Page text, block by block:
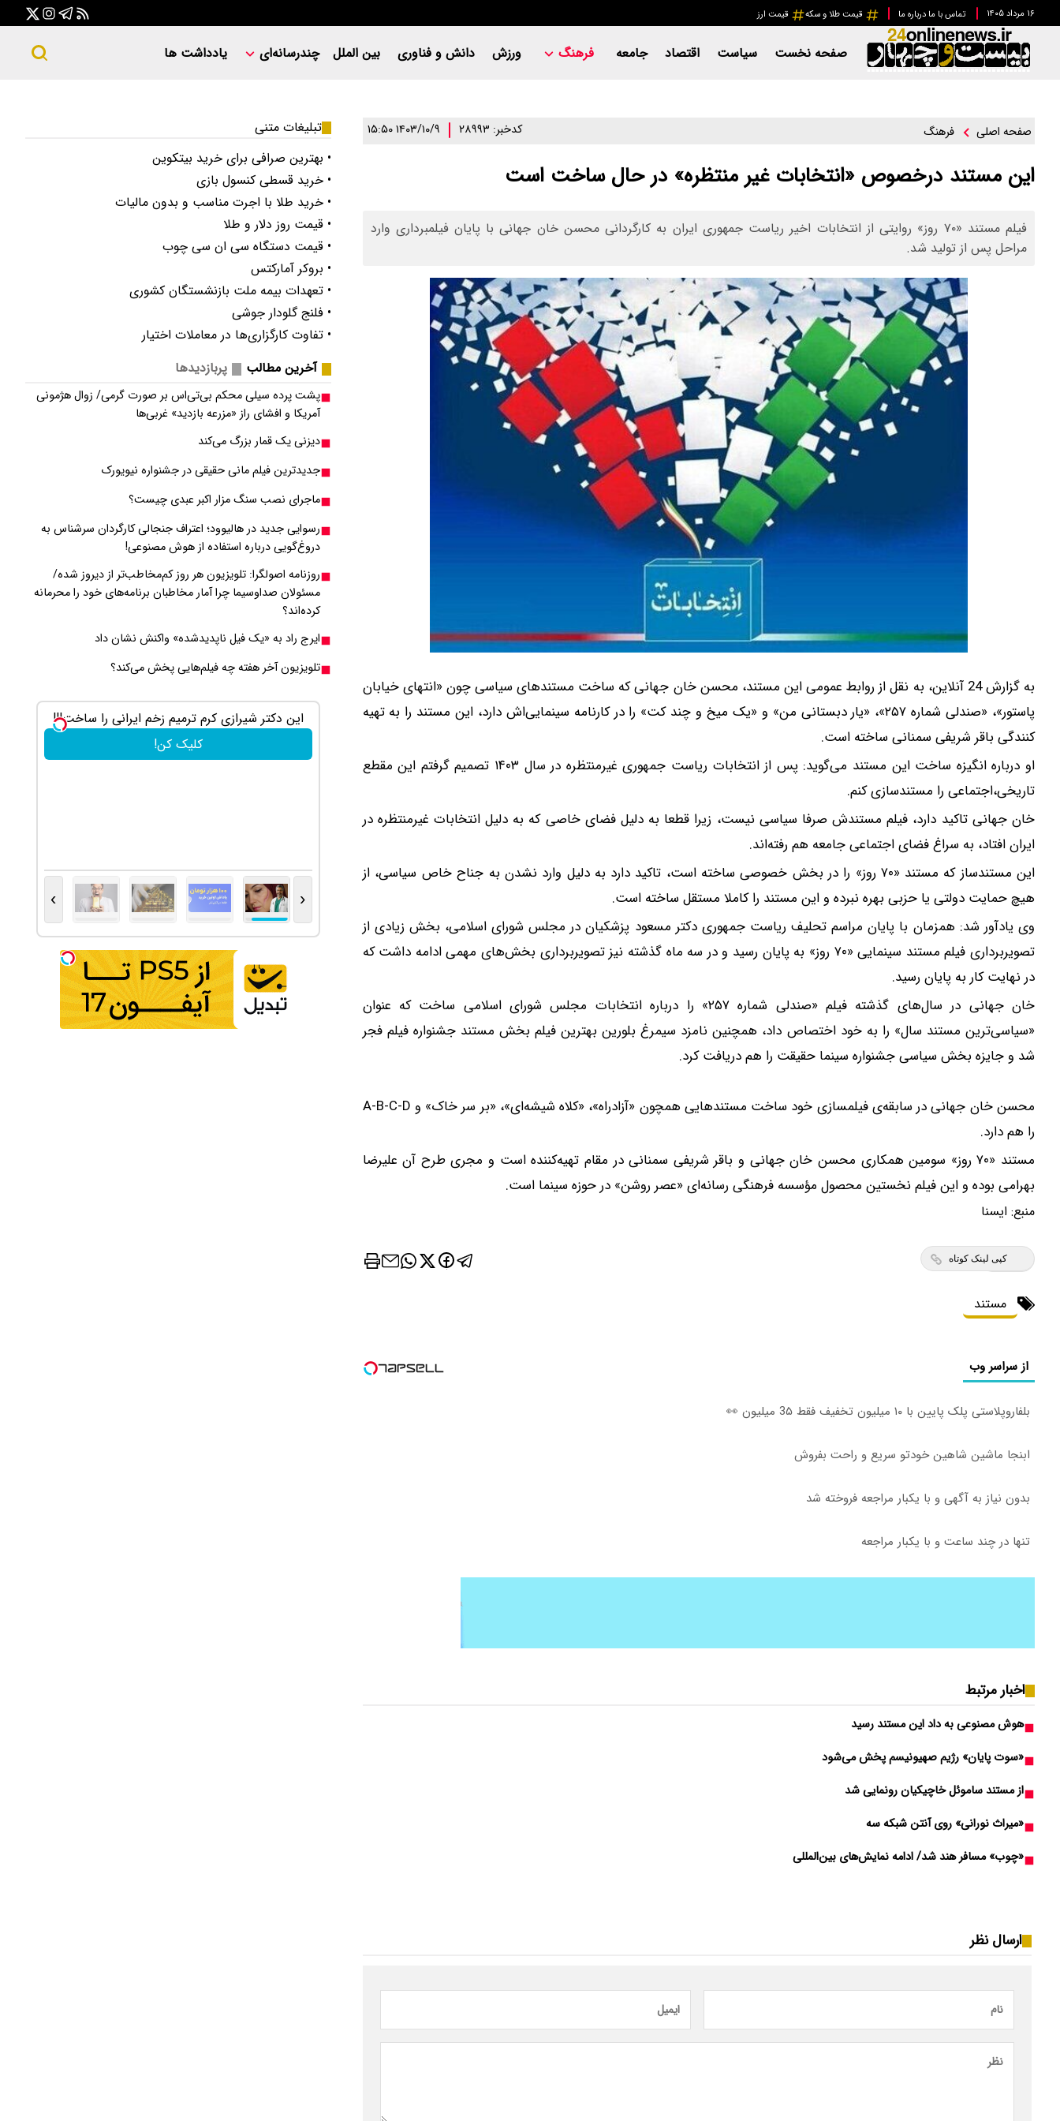
۱۶ مرداد ۱۴۰۵ تماس با ما درباره ما قیمت طلا و سکه قیمت ارز
صفحه نخست سیاست اقتصاد جامعه فرهنگ ورزش دانش و فناوری بین الملل چندرسانه‌ای یادداشت ها
صفحه اصلی فرهنگ کدخبر: ۲۸۹۹۳ ۱۴۰۳/۱۰/۹ ۱۵:۵۰
این مستند درخصوص «انتخابات غیر منتظره» در حال ساخت است
فیلم مستند «۷۰ روز» روایتی از انتخابات اخیر ریاست جمهوری ایران به کارگردانی محسن خان جهانی با پایان فیلمبرداری وارد
مراحل پس از تولید شد.
به گزارش 24 آنلاین، به نقل از روابط عمومی این مستند، محسن خان جهانی که ساخت مستندهای سیاسی چون «انتهای خیابان
پاستور»، «صندلی شماره ۲۵۷»، «یار دبستانی من» و «یک میخ و چند کت» را در کارنامه سینمایی‌اش دارد، این مستند را به تهیه
کنندگی باقر شریفی سمنانی ساخته است.
او درباره انگیزه ساخت این مستند می‌گوید: پس از انتخابات ریاست جمهوری غیرمنتظره در سال ۱۴۰۳ تصمیم گرفتم این مقطع
تاریخی،اجتماعی را مستندسازی کنم.
خان جهانی تاکید دارد، فیلم مستندش صرفا سیاسی نیست، زیرا قطعا به دلیل فضای خاصی که به دلیل انتخابات غیرمنتظره در
ایران افتاد، به سراغ فضای اجتماعی جامعه هم رفته‌اند.
این مستندساز که مستند «۷۰ روز» را در بخش خصوصی ساخته است، تاکید دارد به دلیل وارد نشدن به جناح خاص سیاسی، از
هیچ حمایت دولتی یا حزبی بهره نبرده و این مستند را کاملا مستقل ساخته است.
وی یادآور شد: همزمان با پایان مراسم تحلیف ریاست جمهوری دکتر مسعود پزشکیان در مجلس شورای اسلامی، بخش زیادی از
تصویربرداری فیلم مستند سینمایی «۷۰ روز» به پایان رسید و در سه ماه گذشته نیز تصویربرداری بخش‌های مهمی ادامه داشت که
در نهایت کار به پایان رسید.
خان جهانی در سال‌های گذشته فیلم «صندلی شماره ۲۵۷» را درباره انتخابات مجلس شورای اسلامی ساخت که عنوان
«سیاسی‌ترین مستند سال» را به خود اختصاص داد، همچنین نامزد سیمرغ بلورین بهترین فیلم بخش مستند جشنواره فیلم فجر
شد و جایزه بخش سیاسی جشنواره سینما حقیقت را هم دریافت کرد.
محسن خان جهانی در سابقه‌ی فیلمسازی خود ساخت مستندهایی همچون «آزادراه»، «کلاه شیشه‌ای»، «بر سر خاک» و A-B-C-D
را هم دارد.
مستند «۷۰ روز» سومین همکاری محسن خان جهانی و باقر شریفی سمنانی در مقام تهیه‌کننده است و مجری طرح آن علیرضا
بهرامی بوده و این فیلم نخستین محصول مؤسسه فرهنگی رسانه‌ای «عصر روشن» در حوزه سینما است.
منبع: ايسنا
کپی لینک کوتاه
مستند
از سراسر وب
بلفاروپلاستی پلک پایین با ۱۰ میلیون تخفیف فقط 3۵ میلیون 👀
ابنجا ماشین شاهین خودتو سریع و راحت بفروش
بدون نیاز به آگهی و با یکبار مراجعه فروخته شد
تنها در چند ساعت و با یکبار مراجعه
اخبار مرتبط
هوش مصنوعی به داد این مستند رسید
«سوت پایان» رژیم صهیونیسم پخش می‌شود
از مستند ساموئل خاچیکیان رونمایی شد
«میراث نورانی» روی آنتن شبکه سه
«چوب» مسافر هند شد/ ادامه نمایش‌های بین‌المللی
ارسال نظر
تبلیغات متنی
• بهترین صرافی برای خرید بیتکوین
• خرید قسطی کنسول بازی
• خرید طلا با اجرت مناسب و بدون مالیات
• قیمت روز دلار و طلا
• قیمت دستگاه سی ان سی چوب
• بروکر آمارکتس
• تعهدات بیمه ملت بازنشستگان کشوری
• فلنج گلودار جوشی
• تفاوت کارگزاری‌ها در معاملات اختیار
آخرین مطالب
پربازدیدها
پشت پرده سیلی محکم بی‌تی‌اس بر صورت گرمی/ زوال هژمونی
آمریکا و افشای راز «مزرعه بازدید» غربی‌ها
دیزنی یک قمار بزرگ می‌کند
جدیدترین فیلم مانی حقیقی در جشنواره نیویورک
ماجرای نصب سنگ مزار اکبر عبدی چیست؟
رسوایی جدید در هالیوود؛ اعتراف جنجالی کارگردان سرشناس به
دروغ‌گویی درباره استفاده از هوش مصنوعی!
روزنامه اصولگرا: تلویزیون هر روز کم‌مخاطب‌تر از دیروز شده/
مسئولان صداوسیما چرا آمار مخاطبان برنامه‌های خود را محرمانه
کرده‌اند؟
ایرج راد به «یک فیل ناپدیدشده» واکنش نشان داد
تلویزیون آخر هفته چه فیلم‌هایی پخش می‌کند؟
این دکتر شیرازی کرم ترمیم زخم ایرانی را ساخت!!!
کلیک کن!
‹
›